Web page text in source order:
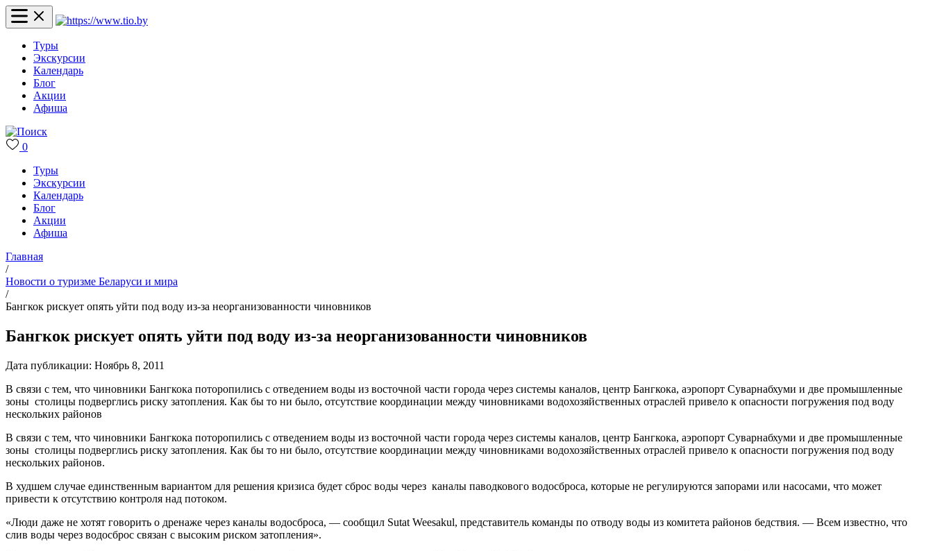
Туры
Экскурсии
Календарь
Блог
Акции
Афиша
0
Туры
Экскурсии
Календарь
Блог
Акции
Афиша
Главная
/
Новости о туризме Беларуси и мира
/
Бангкок рискует опять уйти под воду из-за неорганизованности чиновников
Бангкок рискует опять уйти под воду из-за неорганизованности чиновников
Дата публикации: Ноябрь 8, 2011
В связи с тем, что чиновники Бангкока поторопились с отведением воды из восточной части города через системы каналов, центр Бангкока, аэропорт Суварнабхуми и две промышленные
зоны столицы подверглись риску затопления. Как бы то ни было, отсутствие координации между чиновниками водохозяйственных отраслей привело к опасности погружения под воду
нескольких районов
В связи с тем, что чиновники Бангкока поторопились с отведением воды из восточной части города через системы каналов, центр Бангкока, аэропорт Суварнабхуми и две промышленные
зоны столицы подверглись риску затопления. Как бы то ни было, отсутствие координации между чиновниками водохозяйственных отраслей привело к опасности погружения под воду
нескольких районов.
В худшем случае единственным вариантом для решения кризиса будет сброс воды через каналы паводкового водосброса, которые не регулируются запорами или насосами, что может
привести к отсутствию контроля над потоком.
«Люди даже не хотят говорить о дренаже через каналы водосброса, — сообщил Sutat Weesakul, представитель команды по отводу воды из комитета районов бедствия. — Всем известно, что
слив воды через водосброс связан с высоким риском затопления».